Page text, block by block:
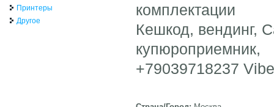
комплектации
Кешкод, вендинг,
купюроприемник,
+79039718237
Принтеры
Другое